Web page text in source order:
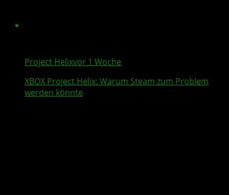
Project Helixvor 1 Woche
XBOX Project Helix: Warum Steam zum Problem
werden könnte